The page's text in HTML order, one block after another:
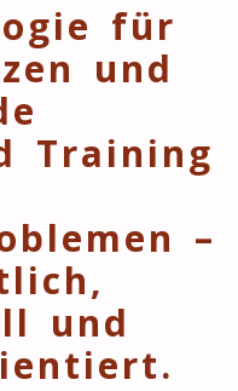
für
und
Training
–
und